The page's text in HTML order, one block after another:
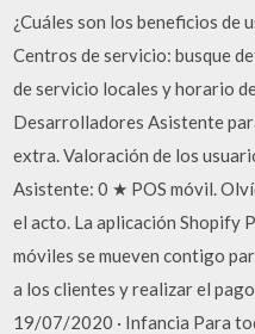
¿Cuáles son los beneficios de
Centros de servicio: busque
de servicio locales y horario
Desarrolladores Asistente
extra. Valoración de los
Asistente: 0 ★ POS móvil.
el acto. La aplicación Shopify
móviles se mueven contigo
a los clientes y realizar el
19/07/2020 · Infancia Para